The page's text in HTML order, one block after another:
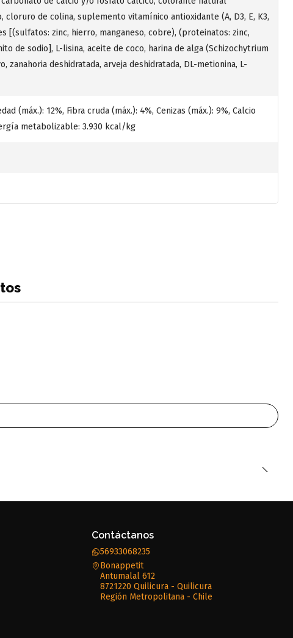
de colina, suplemento vitamínico antioxidante (A, D3, E, K3,
[(sulfatos: zinc, hierro, manganeso, cobre), (proteinatos: zinc,
de sodio], L-lisina, aceite de coco, harina de alga (Schizochytrium
deshidratada, arveja deshidratada, DL-metionina, L-
(máx.): 12%, Fibra cruda (máx.): 4%, Cenizas (máx.): 9%, Calcio
metabolizable: 3.930 kcal/kg
Contáctanos
56933068235
Bonappetit
Antumalal 612
8721220 Quilicura - Quilicura
Región Metropolitana - Chile